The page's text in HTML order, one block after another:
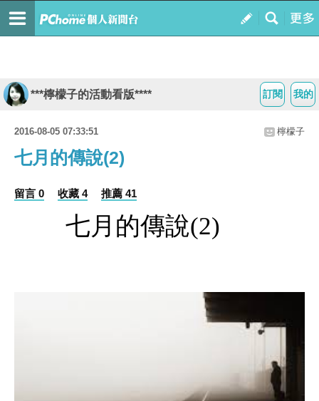
我的
訂閱
***檸檬子的活動看版****
2016-08-05 07:33:51 檸檬子
七月的傳說(2)
留言 0 收藏 4 推薦 41
七月的傳說(2)